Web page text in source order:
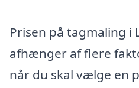
Prisen på tagmaling i
afhænger af flere
når du skal vælge en